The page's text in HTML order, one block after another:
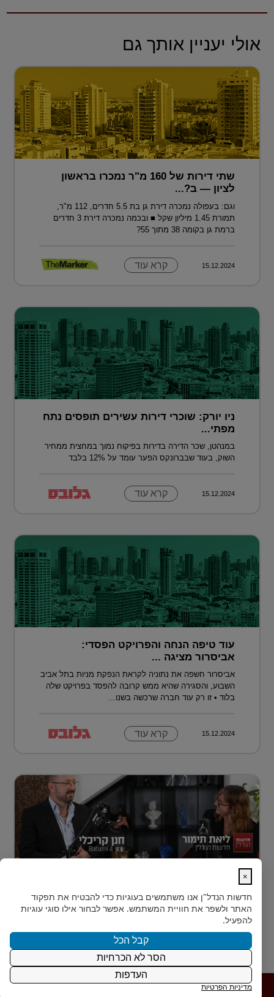
אולי יעניין אותך גם
שתי דירות של 160 מ"ר נמכרו בראשון
לציון — ב?...
וגם: בעפולה נמכרה דירת גן בת 5.5 חדרים, 112 מ"ר,
תמורת 1.45 מיליון שקל ■ ובכמה נמכרה דירת 3 חדרים
ברמת גן בקומה 38 מתוך 55?
15.12.2024 קרא עוד
ניו יורק: שוכרי דירות עשירים תופסים נתח
מפתי...
במנהטן, שכר הדירה בדירות בפיקוח נמוך במחצית ממחיר
השוק, בעוד שבברונקס הפער עומד על 12% בלבד
15.12.2024 קרא עוד
עוד טיפה הנחה והפרויקט הפסדי:
אביסרור מציגה ...
אביסרור חשפה את נתוניה לקראת הנפקת מניות בתל אביב
השבוע, והסגירה שהיא ממש קרובה להפסד בפרויקט שלה
בלוד • זו רק עוד חברה שרכשה בשנו...
15.12.2024 קרא עוד
הראשון?
רבים מאיתנו הישראלים חולמים על השקעת נדל״ן – אבל
נתקעים בשלב הראשון.
15.12.2024 קרא עוד
פרטיות|
×
חדשות הנדל"ן אנו משתמשים בעוגיות כדי להבטיח את תפקוד
האתר ולשפר את חוויית המשתמש. אפשר לבחור אילו סוגי עוגיות
להפעיל.
קבל הכל
הסר לא הכרחיות
העדפות
מדיניות הפרטיות